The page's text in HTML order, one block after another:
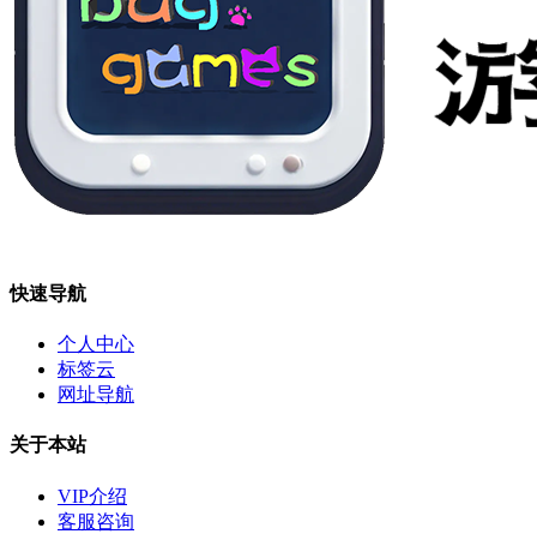
快速导航
个人中心
标签云
网址导航
关于本站
VIP介绍
客服咨询